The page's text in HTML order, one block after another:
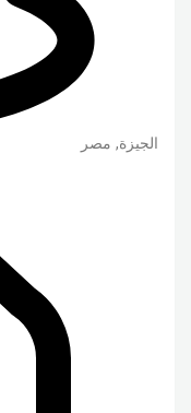
الجيزة, مصر